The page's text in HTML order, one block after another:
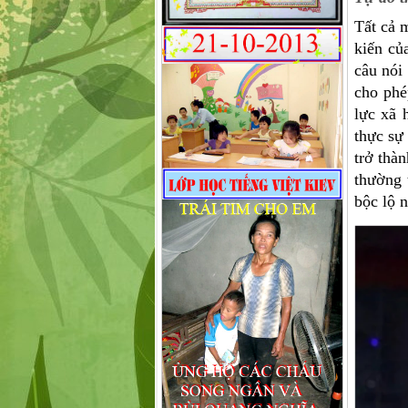
Tất cả
kiến
câu
cho
lực xã
thực
trở
thường
bộc lộ